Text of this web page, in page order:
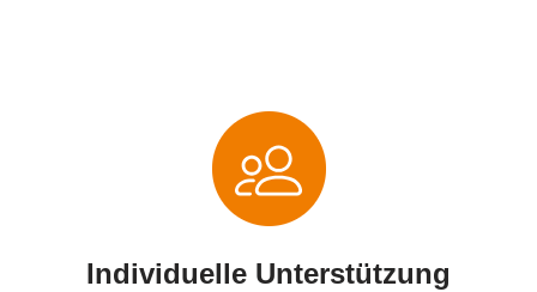
Individuelle Unterstützung